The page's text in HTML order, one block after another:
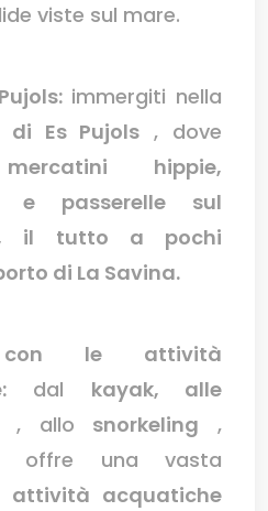
viste sul mare.
immergiti nella
Es Pujols , dove
mercatini hippie,
e passerelle sul
il tutto a pochi
di La Savina.
con le attività
dal kayak, alle
, allo snorkeling ,
offre una vasta
attività acquatiche